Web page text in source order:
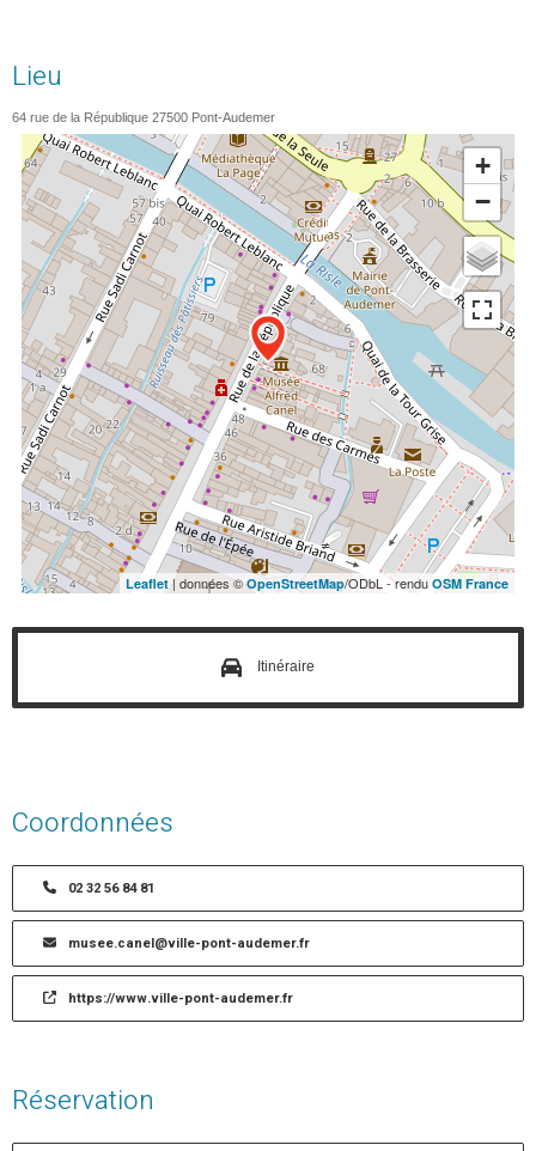
Lieu
64 rue de la République 27500 Pont-Audemer
+
−
Leaflet| données © OpenStreetMap/ODbL - rendu OSM France
Itinéraire
Coordonnées
02 32 56 84 81
musee.canel@ville-pont-audemer.fr
https://www.ville-pont-audemer.fr
Réservation